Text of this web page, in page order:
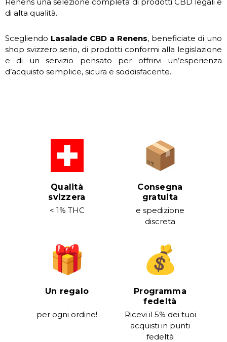
di alta qualità.
Scegliendo Lasalade CBD a Renens, beneficiate di uno
shop svizzero serio, di prodotti conformi alla legislazione
e di un servizio pensato per offrirvi un’esperienza
d’acquisto semplice, sicura e soddisfacente.
Qualità
svizzera
< 1% THC
Consegna
gratuita
e spedizione
discreta
Un regalo
per ogni ordine!
Programma
fedeltà
Ricevi il 5% dei tuoi
acquisti in punti
fedeltà